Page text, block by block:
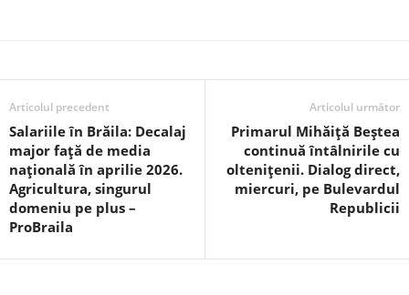
Articolul precedent
Salariile în Brăila: Decalaj
major față de media
națională în aprilie 2026.
Agricultura, singurul
domeniu pe plus –
ProBraila
Articolul următor
Primarul Mihăiță Beștea
continuă întâlnirile cu
oltenițenii. Dialog direct,
miercuri, pe Bulevardul
Republicii